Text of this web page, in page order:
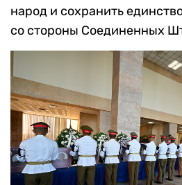
народ и сохранить
со стороны Соединенных